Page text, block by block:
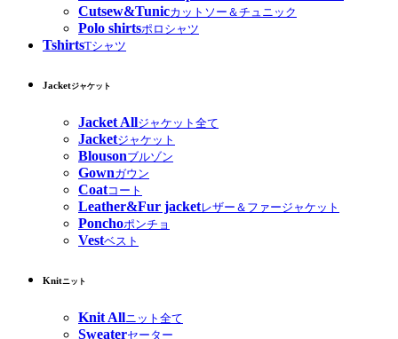
Cutsew&Tunicカットソー＆チュニック
Polo shirtsポロシャツ
TshirtsTシャツ
Jacketジャケット
Jacket Allジャケット全て
Jacketジャケット
Blousonブルゾン
Gownガウン
Coatコート
Leather&Fur jacketレザー＆ファージャケット
Ponchoポンチョ
Vestベスト
Knitニット
Knit Allニット全て
Sweaterセーター